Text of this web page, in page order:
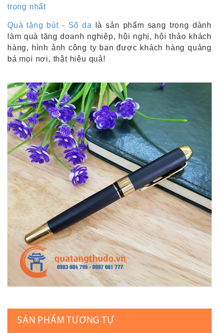
trọng nhất
Quà tặng bút - Sổ da
là sản phẩm sang trọng dành
làm quà tặng doanh nghiệp, hội nghị, hội thảo khách
hàng, hình ảnh công ty bạn được khách hàng quảng
bá mọi nơi, thật hiệu quả!
SẢN PHẨM TƯƠNG TỰ